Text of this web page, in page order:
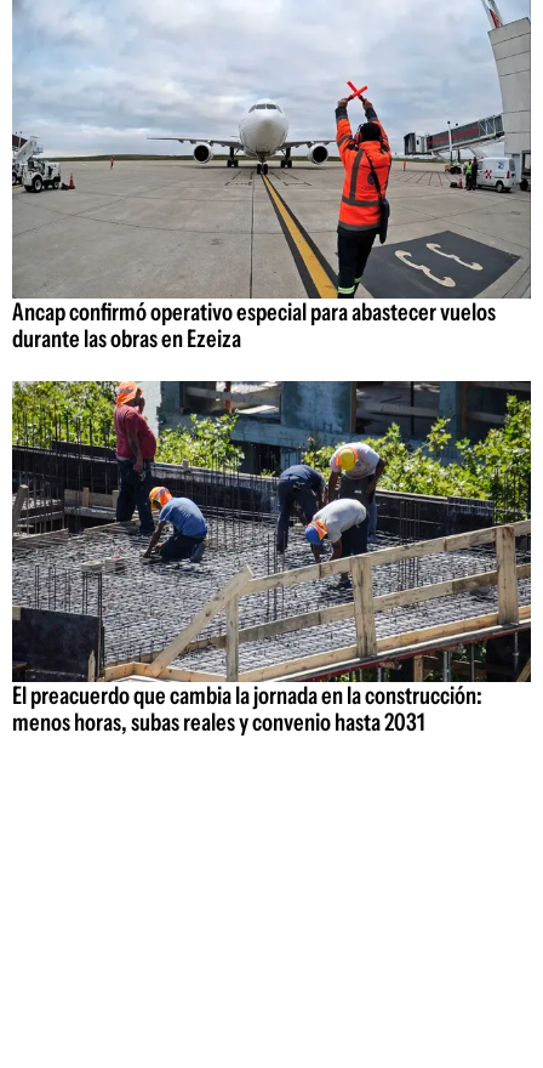
Ancap confirmó operativo especial para abastecer vuelos
durante las obras en Ezeiza
El preacuerdo que cambia la jornada en la construcción:
menos horas, subas reales y convenio hasta 2031